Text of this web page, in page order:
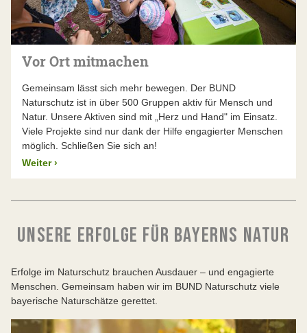
Vor Ort mitmachen
Gemeinsam lässt sich mehr bewegen. Der BUND
Naturschutz ist in über 500 Gruppen aktiv für Mensch und
Natur. Unsere Aktiven sind mit „Herz und Hand" im Einsatz.
Viele Projekte sind nur dank der Hilfe engagierter Menschen
möglich. Schließen Sie sich an!
Weiter ›
UNSERE ERFOLGE FÜR BAYERNS NATUR
Erfolge im Naturschutz brauchen Ausdauer – und engagierte
Menschen. Gemeinsam haben wir im BUND Naturschutz viele
bayerische Naturschätze gerettet.